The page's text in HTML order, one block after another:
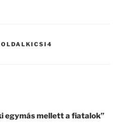
egymás mellett a fiatalok”